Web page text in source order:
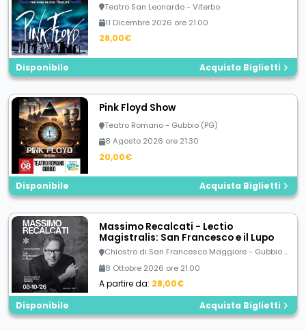
Teatro San Leonardo - Viterbo
11 Dicembre 2026 ore 21.00
28,00€
Disponibile Acquista Biglietti
Pink Floyd Show
Teatro Romano - Gubbio (PG)
8 Agosto 2026 ore 21.30
20,00€
Disponibile Acquista Biglietti
Massimo Recalcati - Lectio
Magistralis: San Francesco e il Lupo
Chiostro di San Francesco Maggiore - Gubbio (PG)
8 Ottobre 2026 ore 21.00
A partire da: 28,00€
Disponibile
Acquista Biglietti